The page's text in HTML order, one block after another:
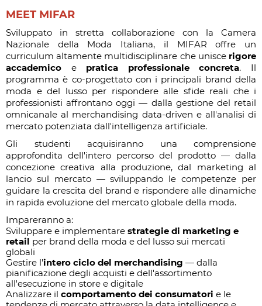
MEET MIFAR
Sviluppato in stretta collaborazione con la Camera
Nazionale della Moda Italiana, il MIFAR offre un
curriculum altamente multidisciplinare che unisce rigore
accademico e pratica professionale concreta. Il
programma è co-progettato con i principali brand della
moda e del lusso per rispondere alle sfide reali che i
professionisti affrontano oggi — dalla gestione del retail
omnicanale al merchandising data-driven e all'analisi di
mercato potenziata dall'intelligenza artificiale.
Gli studenti acquisiranno una comprensione
approfondita dell'intero percorso del prodotto — dalla
concezione creativa alla produzione, dal marketing al
lancio sul mercato — sviluppando le competenze per
guidare la crescita del brand e rispondere alle dinamiche
in rapida evoluzione del mercato globale della moda.
Impareranno a:
Sviluppare e implementare strategie di marketing e
retail per brand della moda e del lusso sui mercati
globali
Gestire l'intero ciclo del merchandising — dalla
pianificazione degli acquisti e dell'assortimento
all'esecuzione in store e digitale
Analizzare il comportamento dei consumatori e le